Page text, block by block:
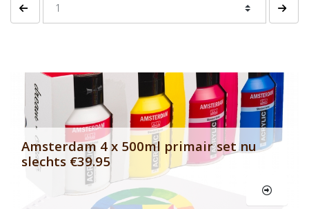
Vorige pagina
Banner row 2
Amsterdam 4 x 500ml primair set nu
slechts €39.95